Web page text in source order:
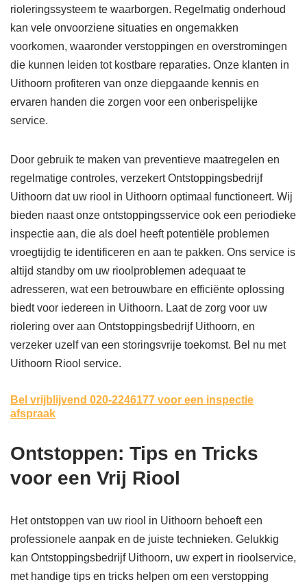
rioleringssysteem te waarborgen. Regelmatig onderhoud
kan vele onvoorziene situaties en ongemakken
voorkomen, waaronder verstoppingen en overstromingen
die kunnen leiden tot kostbare reparaties. Onze klanten in
Uithoorn profiteren van onze diepgaande kennis en
ervaren handen die zorgen voor een onberispelijke
service.
Door gebruik te maken van preventieve maatregelen en
regelmatige controles, verzekert Ontstoppingsbedrijf
Uithoorn dat uw riool in Uithoorn optimaal functioneert. Wij
bieden naast onze ontstoppingsservice ook een periodieke
inspectie aan, die als doel heeft potentiële problemen
vroegtijdig te identificeren en aan te pakken. Ons service is
altijd standby om uw rioolproblemen adequaat te
adresseren, wat een betrouwbare en efficiënte oplossing
biedt voor iedereen in Uithoorn. Laat de zorg voor uw
riolering over aan Ontstoppingsbedrijf Uithoorn, en
verzeker uzelf van een storingsvrije toekomst. Bel nu met
Uithoorn Riool service.
Bel vrijblijvend 020-2246177 voor een inspectie
afspraak
Ontstoppen: Tips en Tricks
voor een Vrij Riool
Het ontstoppen van uw riool in Uithoorn behoeft een
professionele aanpak en de juiste technieken. Gelukkig
kan Ontstoppingsbedrijf Uithoorn, uw expert in rioolservice,
met handige tips en tricks helpen om een verstopping